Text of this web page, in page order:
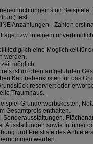
sind
fest.
Anzahlungen - Zahlen erst
bzw. in einem
lediglich eine Möglichkeit für
werden.
möglich.
ist im oben aufgeführten
Kaufnebenkosten für das
reserviert oder
Traumhaus.
Grunderwerbskosten,
Gesamtpreis enthalten.
Sonderausstattungen.
Ausstattungen sowie Irrtümer
und Preisliste des
werden.